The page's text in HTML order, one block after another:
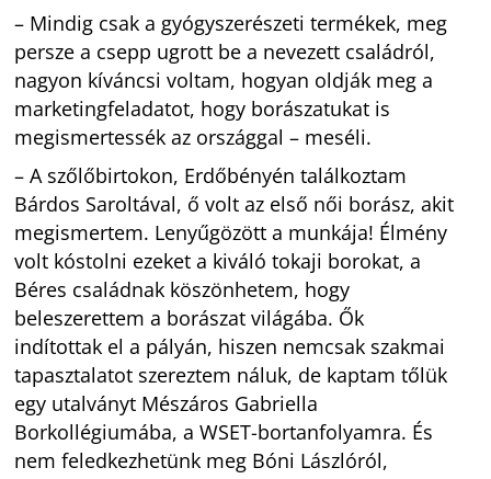
– Mindig csak a gyógyszerészeti termékek, meg
persze a csepp ugrott be a nevezett családról,
nagyon kíváncsi voltam, hogyan oldják meg a
marketingfeladatot, hogy borászatukat is
megismertessék az országgal – meséli.
– A szőlőbirtokon, Erdőbényén találkoztam
Bárdos Saroltával, ő volt az első női borász, akit
megismertem. Lenyűgözött a munkája! Élmény
volt kóstolni ezeket a kiváló tokaji borokat, a
Béres családnak köszönhetem, hogy
beleszerettem a borászat világába. Ők
indítottak el a pályán, hiszen nemcsak szakmai
tapasztalatot szereztem náluk, de kaptam tőlük
egy utalványt Mészáros Gabriella
Borkollégiumába, a WSET-bortanfolyamra. És
nem feledkezhetünk meg Bóni Lászlóról,